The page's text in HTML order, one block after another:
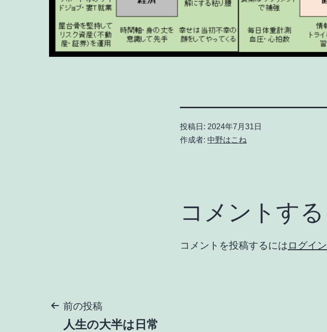
投稿日: 2024年7月31日
作成者: 中野はこね
コメントする
コメントを投稿するには ログイン
投前の投稿
人生の大半は日常